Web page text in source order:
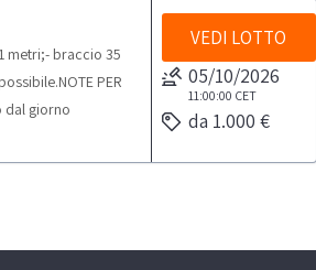
metri;- braccio 35
PER
dal giorno
VEDI LOTTO
05/10/2026
11:00:00 CET
da 1.000 €